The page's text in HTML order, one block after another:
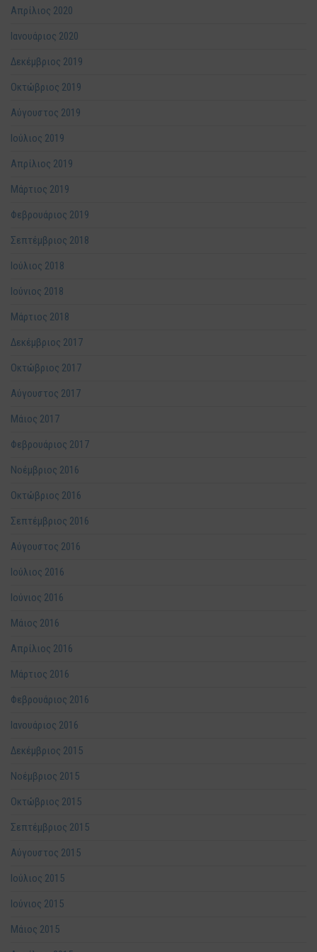
Απρίλιος 2020
Ιανουάριος 2020
Δεκέμβριος 2019
Οκτώβριος 2019
Αύγουστος 2019
Ιούλιος 2019
Απρίλιος 2019
Μάρτιος 2019
Φεβρουάριος 2019
Σεπτέμβριος 2018
Ιούλιος 2018
Ιούνιος 2018
Μάρτιος 2018
Δεκέμβριος 2017
Οκτώβριος 2017
Αύγουστος 2017
Μάιος 2017
Φεβρουάριος 2017
Νοέμβριος 2016
Οκτώβριος 2016
Σεπτέμβριος 2016
Αύγουστος 2016
Ιούλιος 2016
Ιούνιος 2016
Μάιος 2016
Απρίλιος 2016
Μάρτιος 2016
Φεβρουάριος 2016
Ιανουάριος 2016
Δεκέμβριος 2015
Νοέμβριος 2015
Οκτώβριος 2015
Σεπτέμβριος 2015
Αύγουστος 2015
Ιούλιος 2015
Ιούνιος 2015
Μάιος 2015